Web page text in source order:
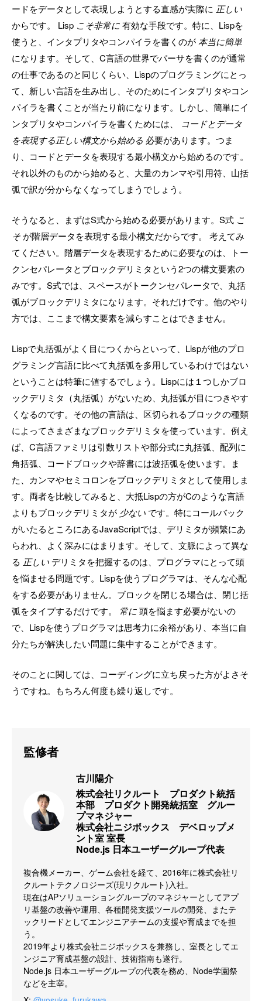
ードをデータとして表現しようとする直感が実際に 正しい
からです。 Lisp こそ非常に有効な手段です。特に、Lispを
使うと、インタプリタやコンパイラを書くのが本当に簡単
になります。そして、C言語の世界でパーサを書くのが通常
の仕事であるのと同じくらい、Lispのプログラミングにとっ
て、新しい言語を生み出し、そのためにインタプリタやコン
パイラを書くことが当たり前になります。しかし、簡単にイ
ンタプリタやコンパイラを書くためには、 コードとデータ
を表現する正しい構文から始める 必要があります。つま
り、コードとデータを表現する最小構文から始めるのです。
それ以外のものから始めると、大量のカンマや引用符、山括
弧で訳が分からなくなってしまうでしょう。
そうなると、まずはS式から始める必要があります。S式 こ
そ が階層データを表現する最小構文だからです。 考えてみ
てください。階層データを表現するために必要なのは、トー
クンセパレータとブロックデリミタという2つの構文要素の
みです。S式では、スペースがトークンセパレータで、丸括
弧がブロックデリミタになります。それだけです。他のやり
方では、ここまで構文要素を減らすことはできません。
Lispで丸括弧がよく目につくからといって、Lispが他のプロ
グラミング言語に比べて丸括弧を多用しているわけではない
ということは特筆に値するでしょう。Lispには１つしかブロ
ックデリミタ（丸括弧）がないため、丸括弧が目につきやす
くなるのです。その他の言語は、区切られるブロックの種類
によってさまざまなブロックデリミタを使っています。例え
ば、C言語ファミリは引数リストや部分式に丸括弧、配列に
角括弧、コードブロックや辞書には波括弧を使います。ま
た、カンマやセミコロンをブロックデリミタとして使用しま
す。両者を比較してみると、大抵Lispの方がCのような言語
よりもブロックデリミタが 少ない です。特にコールバック
がいたるところにあるJavaScriptでは、デリミタが頻繁にあ
らわれ、よく深みにはまります。そして、文脈によって異な
る 正しい デリミタを把握するのは、プログラマにとって頭
を悩ませる問題です。Lispを使うプログラマは、そんな心配
をする必要がありません。ブロックを閉じる場合は、閉じ括
弧をタイプするだけです。 常に頭を悩ます必要がないの
で、Lispを使うプログラマは思考力に余裕があり、本当に自
分たちが解決したい問題に集中することができます。
そのことに関しては、コーディングに立ち戻った方がよさそ
うですね。もちろん何度も繰り返しです。
監修者
古川陽介
株式会社リクルート　プロダクト統括
本部　プロダクト開発統括室　グルー
プマネジャー
株式会社ニジボックス　デベロップメ
ント室 室長
Node.js 日本ユーザーグループ代表
複合機メーカー、ゲーム会社を経て、2016年に株式会社リ
クルートテクノロジーズ(現リクルート)入社。
現在はAPソリューショングループのマネジャーとしてアプ
リ基盤の改善や運用、各種開発支援ツールの開発、またテ
ックリードとしてエンジニアチームの支援や育成までを担
う。
2019年より株式会社ニジボックスを兼務し、室長としてエ
ンジニア育成基盤の設計、技術指南も遂行。
Node.js 日本ユーザーグループの代表を務め、Node学園祭
などを主宰。